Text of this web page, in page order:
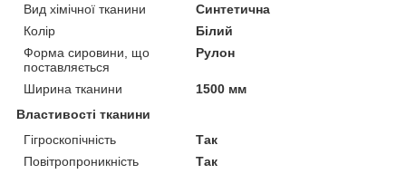
Вид хімічної тканини
Синтетична
Колір
Білий
Форма сировини, що
поставляється
Рулон
Ширина тканини
1500 мм
Властивості тканини
Гігроскопічність
Так
Повітропроникність
Так